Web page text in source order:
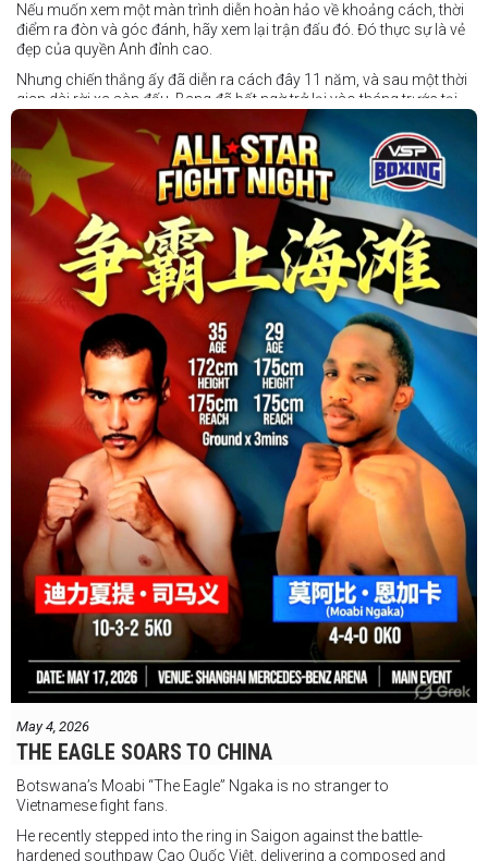
Nếu muốn xem một màn trình diễn hoàn hảo về khoảng cách, thời
điểm ra đòn và góc đánh, hãy xem lại trận đấu đó. Đó thực sự là vẻ
đẹp của quyền Anh đỉnh cao.
Nhưng chiến thắng ấy đã diễn ra cách đây 11 năm, và sau một thời
gian dài rời xa sàn đấu, Bang đã bất ngờ trở lại vào tháng trước tại
Trigger Promotion 7.
Ở tuổi 33, Lê Thị Bằng quyết định chuyển sang thi đấu chuyên
nghiệp — và cô ngay lập tức tạo dấu ấn mạnh mẽ. Đối đầu với một
đối thủ trẻ tài năng của nước chủ nhà, Bang đã thể hiện sự điềm tĩnh
và sức mạnh để giành chiến thắng bằng knock-out kỹ thuật.
Tháng tới, cô sẽ tiếp tục thượng đài tại Trigger Promotion 8 ở Ho
Chi Minh City, nơi cô hướng tới thành tích 2-0 trong sự nghiệp
chuyên nghiệp khi chạm trán tay đấm người Ấn Độ bất bại Sandhya
Kanojia.
Con đường đến đỉnh cao luôn đầy thử thách — nhưng những gì
Bang thể hiện trong trận ra mắt cho thấy cô hoàn toàn có thể tạo
nên điều đặc biệt.
Le Thi Bang hoàn toàn có thể trở thành một trong những huyền
thoại thể thao vĩ đại nhất của đất nước.
May 4, 2026
THE EAGLE SOARS TO CHINA
Botswana’s Moabi “The Eagle” Ngaka is no stranger to
Vietnamese fight fans.
He recently stepped into the ring in Saigon against the battle-
hardened southpaw Cao Quốc Việt, delivering a composed and